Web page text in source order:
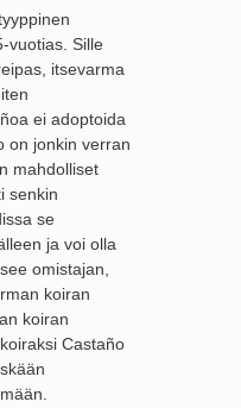
vuotias. Sille
itsevarma
ei adoptoida
on jonkin verran
mahdolliset
senkin
se
ja voi olla
omistajan,
koiran
koiran
Castaño